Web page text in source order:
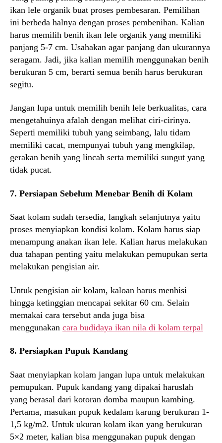
ikan lele organik buat proses pembesaran. Pemilihan
ini berbeda halnya dengan proses pembenihan. Kalian
harus memilih benih ikan lele organik yang memiliki
panjang 5-7 cm. Usahakan agar panjang dan ukurannya
seragam. Jadi, jika kalian memilih menggunakan benih
berukuran 5 cm, berarti semua benih harus berukuran
segitu.
Jangan lupa untuk memilih benih lele berkualitas, cara
mengetahuinya afalah dengan melihat ciri-cirinya.
Seperti memiliki tubuh yang seimbang, lalu tidam
memiliki cacat, mempunyai tubuh yang mengkilap,
gerakan benih yang lincah serta memiliki sungut yang
tidak pucat.
7. Persiapan Sebelum Menebar Benih di Kolam
Saat kolam sudah tersedia, langkah selanjutnya yaitu
proses menyiapkan kondisi kolam. Kolam harus siap
menampung anakan ikan lele. Kalian harus melakukan
dua tahapan penting yaitu melakukan pemupukan serta
melakukan pengisian air.
Untuk pengisian air kolam, kaloan harus menhisi
hingga ketinggian mencapai sekitar 60 cm. Selain
memakai cara tersebut anda juga bisa
menggunakan cara budidaya ikan nila di kolam terpal
8. Persiapkan Pupuk Kandang
Saat menyiapkan kolam jangan lupa untuk melakukan
pemupukan. Pupuk kandang yang dipakai haruslah
yang berasal dari kotoran domba maupun kambing.
Pertama, masukan pupuk kedalam karung berukuran 1-
1,5 kg/m2. Untuk ukuran kolam ikan yang berukuran
5×2 meter, kalian bisa menggunakan pupuk dengan